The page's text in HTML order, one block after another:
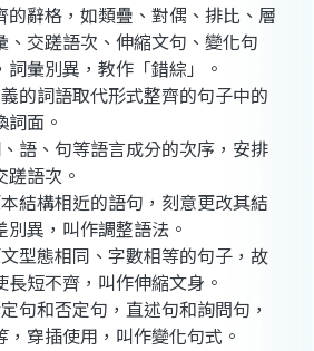
的辭格，如類疊、對偶、排比、層
、交蹉語次、伸縮文句、變化句
彙別異，教作「錯綜」。
的詞語取代形式整齊的句子中的
面。
語、句等語言成分的次序，安排
語次。
結構相近的語句，刻意更改其結
異，叫作調整語法。
型態相同、字數相等的句子，故
短不齊，叫作伸縮文身。
句和否定句，直述句和詢問句，
穿插使用，叫作變化句式。